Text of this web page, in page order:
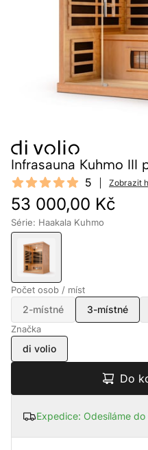
Infrasauna Kuhmo III
Reviews
5 out of 5 stars 5 Zobrazit
53 000,00 Kč
Série: Haakala Kuhmo
Počet osob / míst
2-místné 3-místné
Značka
di volio
Do
Expedice: Odesíláme